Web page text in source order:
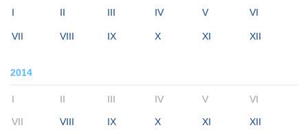
I II III IV V VI
VII VIII IX X XI XII
2014
I II III IV V VI
VII VIII IX X XI XII